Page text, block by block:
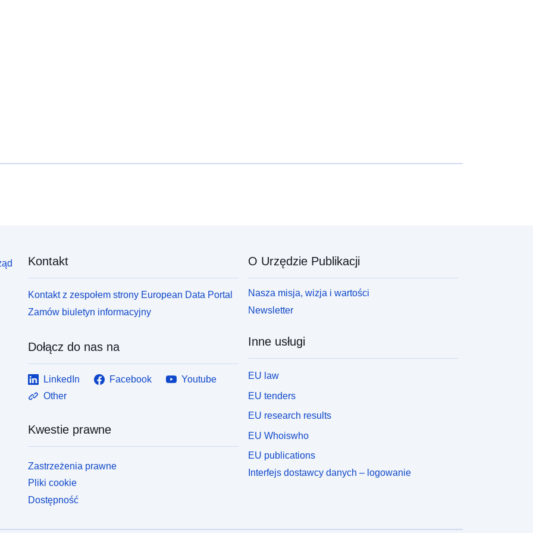
Kontakt
Kontakt z zespołem strony European Data Portal
Zamów biuletyn informacyjny
Dołącz do nas na
LinkedIn Facebook
Youtube
Other
Kwestie prawne
Zastrzeżenia prawne
Pliki cookie
Dostępność
O Urzędzie Publikacji
Nasza misja, wizja i wartości
Newsletter
Inne usługi
EU law
EU tenders
EU research results
EU Whoiswho
EU publications
Interfejs dostawcy danych – logowanie